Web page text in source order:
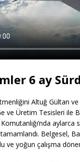
6 ay
Altuğ Gültan ve
ve Üretim Tesisleri ile
aylarca
Belgesel,
ve yoğun çalışma